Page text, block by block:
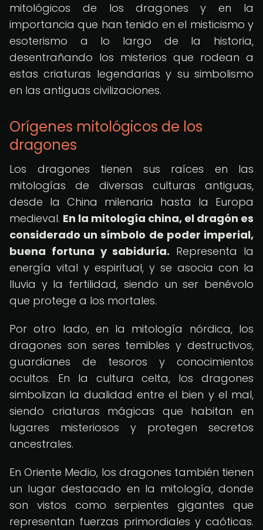
mitológicos de los dragones y en la
importancia que han tenido en el misticismo y
esoterismo a lo largo de la historia,
desentrañando los misterios que rodean a
estas criaturas legendarias y su simbolismo
en las antiguas civilizaciones.
Orígenes mitológicos de los
dragones
Los dragones tienen sus raíces en las
mitologías de diversas culturas antiguas,
desde la China milenaria hasta la Europa
medieval. En la mitología china, el dragón es
considerado un símbolo de poder imperial,
buena fortuna y sabiduría. Representa la
energía vital y espiritual, y se asocia con la
lluvia y la fertilidad, siendo un ser benévolo
que protege a los mortales.
Por otro lado, en la mitología nórdica, los
dragones son seres temibles y destructivos,
guardianes de tesoros y conocimientos
ocultos. En la cultura celta, los dragones
simbolizan la dualidad entre el bien y el mal,
siendo criaturas mágicas que habitan en
lugares misteriosos y protegen secretos
ancestrales.
En Oriente Medio, los dragones también tienen
un lugar destacado en la mitología, donde
son vistos como serpientes gigantes que
representan fuerzas primordiales y caóticas.